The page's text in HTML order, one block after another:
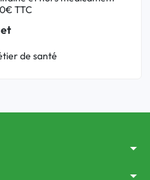
TTC
de santé
arrow_drop_down
arrow_drop_down